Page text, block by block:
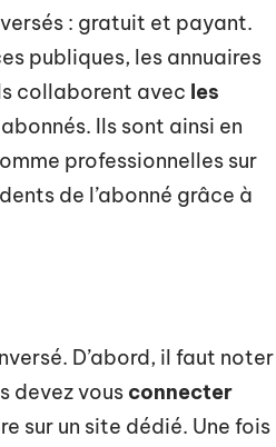
: gratuit et payant.
publiques, les annuaires
collaborent avec les
Ils sont ainsi en
professionnelles sur
de l’abonné grâce à
D’abord, il faut noter
devez vous connecter
sur un site dédié. Une fois